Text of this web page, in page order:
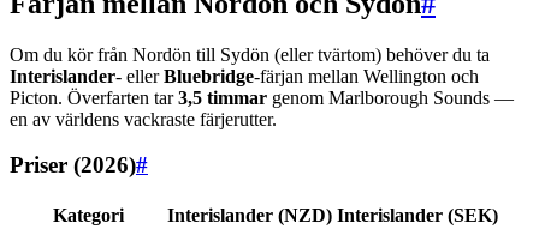
Om du kör från Nordön till Sydön (eller tvärtom) behöver du ta
Interislander- ellerBluebridge-färjan mellan Wellington och
Picton. Överfarten tar3,5 timmar genom Marlborough Sounds —
en av världens vackraste färjerutter.
Priser (2026)#
Kategori Interislander (NZD) Interislander (SEK)